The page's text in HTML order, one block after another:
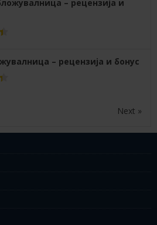
– рецензија и
– рецензија и бонус
Next »